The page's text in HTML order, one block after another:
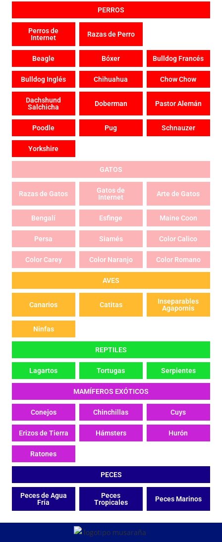
PERROS
Perros de
Internet
Razas de Perro
Beagle Bóxer Bulldog Francés
Bulldog Inglés Chihuahua Chow Chow
Dachshund
Salchicha
Doberman Pastor Alemán
Poodle Pug Schnauzer
Yorkshire
GATOS
Razas de Gatos
Gatos de
Internet
Arte de Gatos
Bengalí Esfinge Maine Coon
Persa Siamés Color Calico
Color Carey Color Naranjo Color Romano
AVES
Canarios Catitas
Inseparables
Agapornis
Ninfas
REPTILES
Lagartos Tortugas Serpientes
MAMÍFEROS EXÓTICOS
Conejos Chinchillas Cuys
Erizos de Tierra Hámsters Hurón
Ratones
PECES
Peces de Agua
Fría
Peces
Tropicales
Peces Marinos